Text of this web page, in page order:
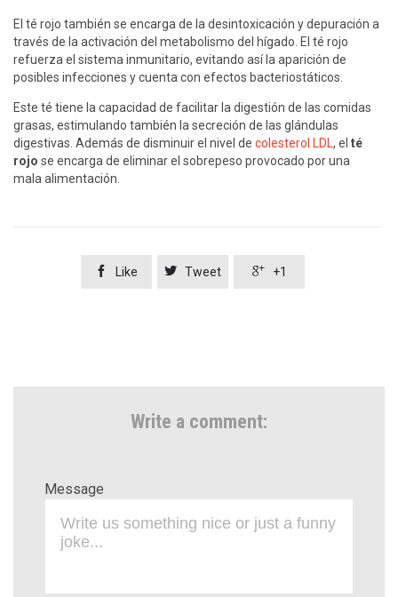
El té rojo también se encarga de la desintoxicación y depuración a
través de la activación del metabolismo del hígado. El té rojo
refuerza el sistema inmunitario, evitando así la aparición de
posibles infecciones y cuenta con efectos bacteriostáticos.
Este té tiene la capacidad de facilitar la digestión de las comidas
grasas, estimulando también la secreción de las glándulas
digestivas. Además de disminuir el nivel de colesterol LDL, el té
rojo se encarga de eliminar el sobrepeso provocado por una
mala alimentación.
 Like  Tweet  +1
Write a comment:
Message